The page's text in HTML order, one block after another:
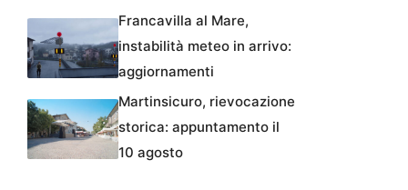
Francavilla al Mare,
instabilità meteo in arrivo:
aggiornamenti
Martinsicuro, rievocazione
storica: appuntamento il
10 agosto